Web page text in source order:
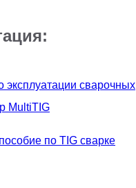
эксплуатации сварочных
MultiTIG
по TIG сварке